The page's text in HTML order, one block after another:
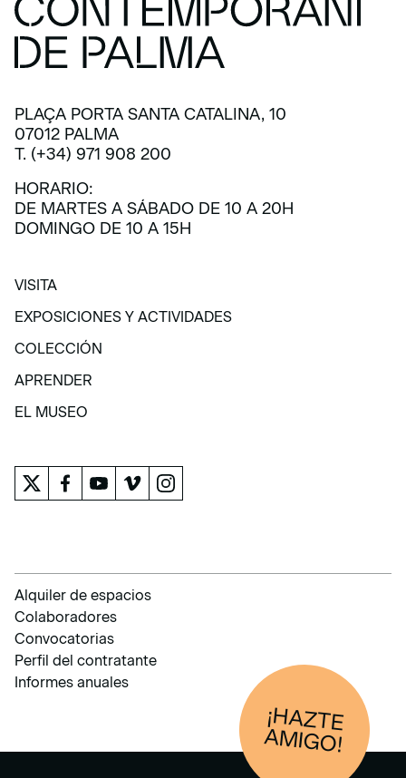
PLAÇA PORTA SANTA CATALINA, 10
07012 PALMA
T. (+34) 971 908 200
HORARIO:
DE MARTES A SÁBADO DE 10 A 20H
DOMINGO DE 10 A 15H
VISITA
VISITA
EXPOSICIONES Y ACTIVIDADES
EXPOSICIONES Y ACTIVIDADES
COLECCIÓN
COLECCIÓN
APRENDER
APRENDER
EL MUSEO
Alquiler de espacios
Colaboradores
Convocatorias
Perfil del contratante
Informes anuales
¡HAZTE
AM
IGO!